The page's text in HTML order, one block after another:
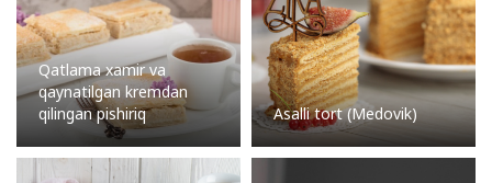
Qatlama xamir va
qaynatilgan kremdan
qilingan pishiriq
Asalli tort (Medovik)